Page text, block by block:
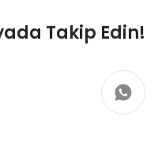
Takip Edin!